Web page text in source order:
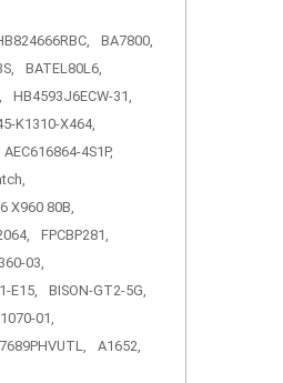
BA7800,
BATEL80L6,
HB4593J6ECW-31,
K1310-X464,
AEC616864-4S1P,
X960 80B,
FPCBP281,
03,
E15,
BISON-GT2-5G,
01,
A1652,